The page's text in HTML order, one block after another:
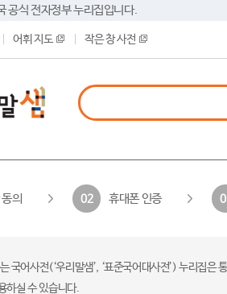
공식 전자정부 누리집입니다.
어휘 지도 작은 창 사전
의 02 휴대폰 인증
국어사전(‘우리말샘’, ‘표준국어대사전’) 누리집
하실 수 있습니다.